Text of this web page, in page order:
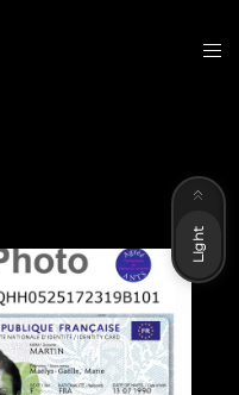
Light
Dark